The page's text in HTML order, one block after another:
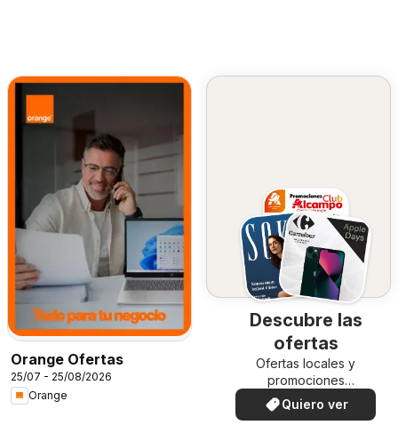
Orange Ofertas
25/07 - 25/08/2026
Orange
Descubre las
ofertas
Ofertas locales y
promociones
especiales.
Quiero ver